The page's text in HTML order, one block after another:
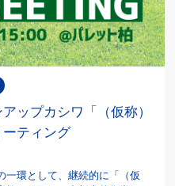
ップカシワ「（仮称）
ティング
一環として、継続的に「（仮